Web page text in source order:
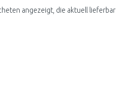
angezeigt, die aktuell lieferbar